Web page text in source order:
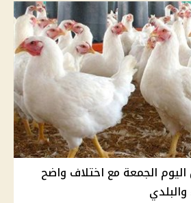
اليوم الجمعة مع اختلاف واضح